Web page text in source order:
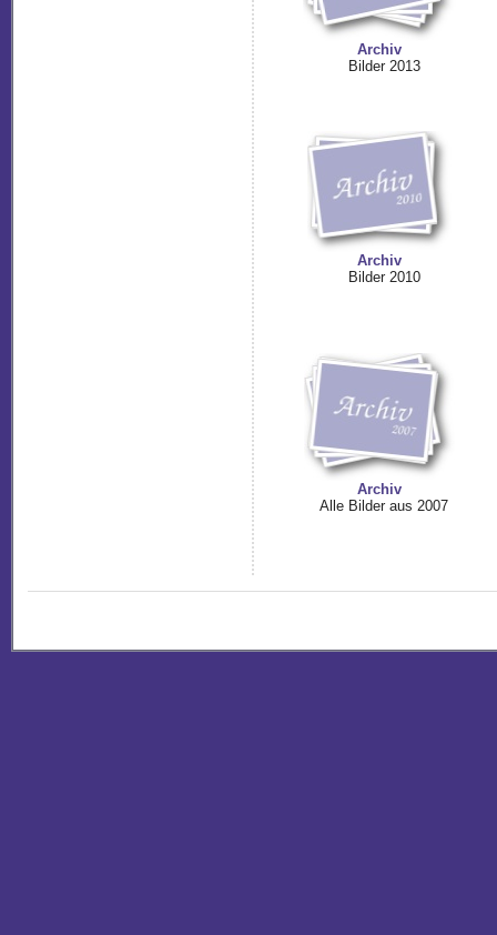
Archiv
Bilder 2013
Archiv
Bilder 2010
Archiv
Alle Bilder aus 2007